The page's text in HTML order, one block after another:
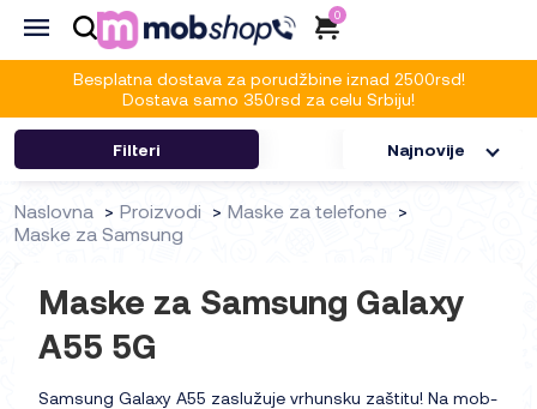
0
Besplatna dostava za porudžbine iznad 2500rsd!
Dostava samo 350rsd za celu Srbiju!
Filteri Najnovije
Naslovna Proizvodi
Maske za telefone
Maske za Samsung
Maske za Samsung Galaxy
A55 5G
Samsung Galaxy A55 zaslužuje vrhunsku zaštitu! Na mob-